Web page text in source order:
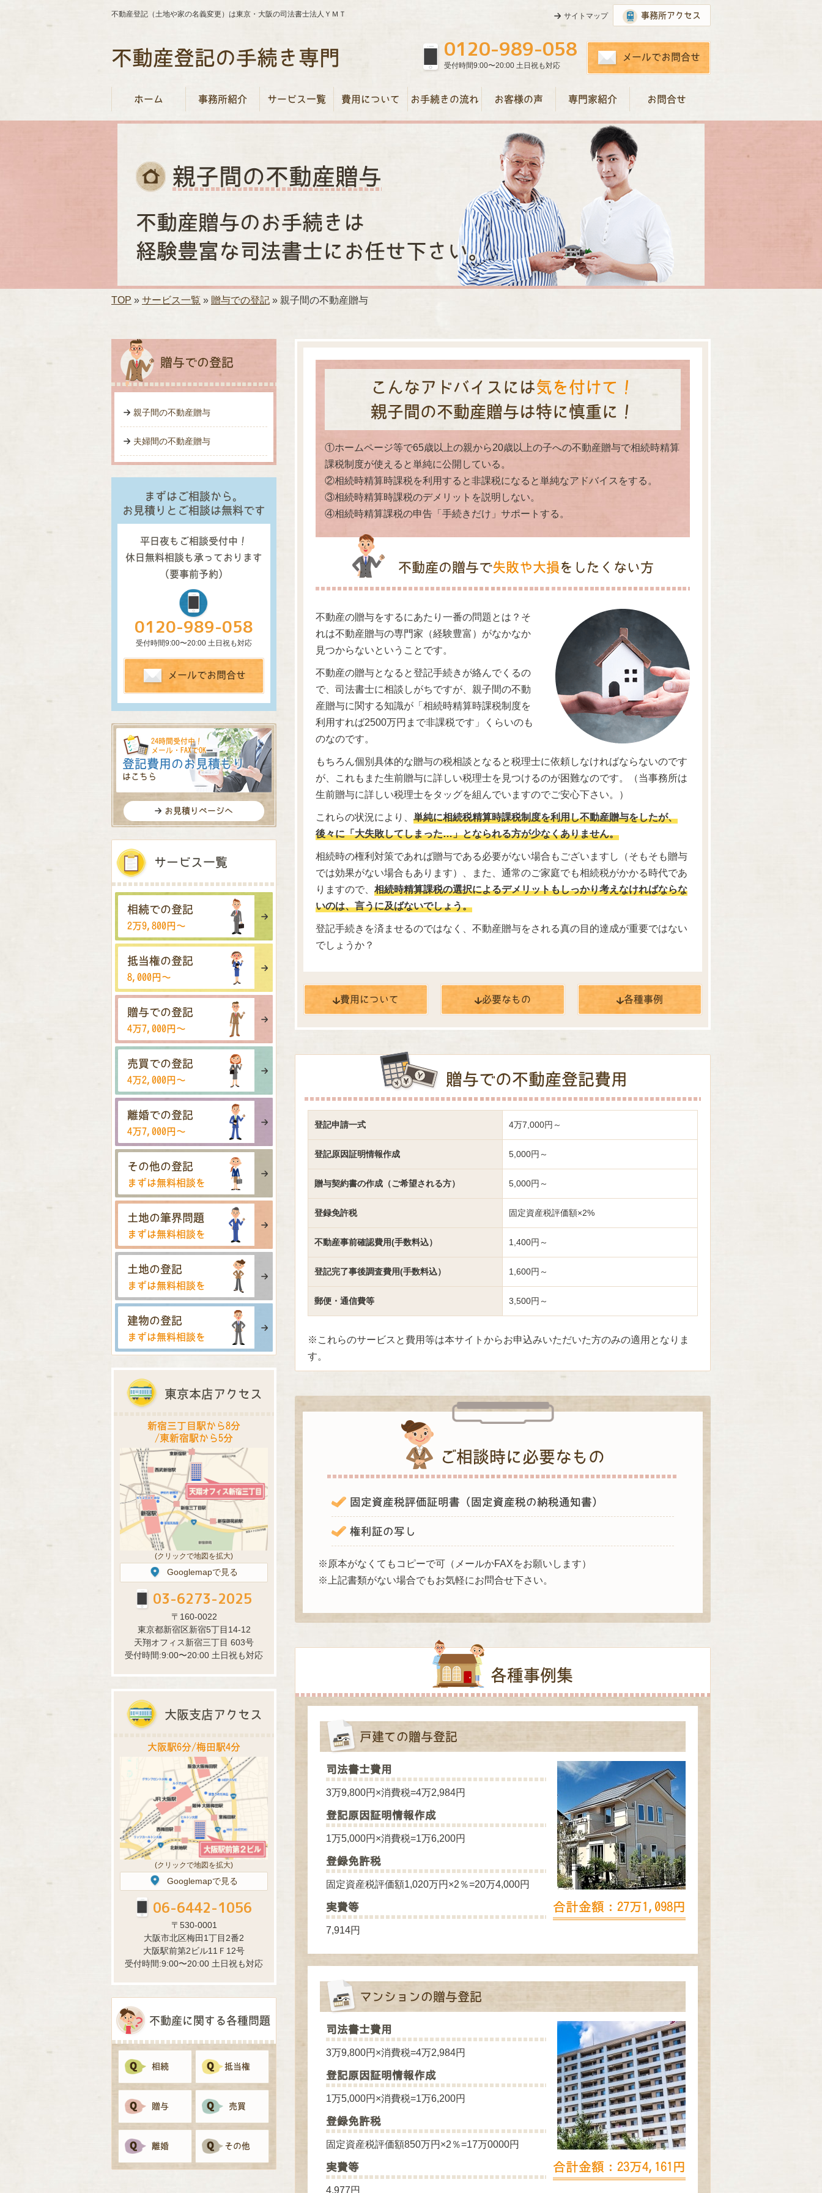
不動産登記（土地や家の名義変更）は東京・大阪の司法書士法人ＹＭＴ サイトマップ 事務所アクセス
不動産登記の手続き専門 0120-989-058
受付時間9:00〜20:00 土日祝も対応
メールでお問合せ
ホーム 事務所紹介 サービス一覧 費用について お手続きの流れ お客様の声 専門家紹介 お問合せ
親子間の不動産贈与
不動産贈与のお手続きは
経験豊富な司法書士にお任せ下さい。
TOP サービス一覧 贈与での登記 親子間の不動産贈与
こんなアドバイスには気を付けて！
親子間の不動産贈与は特に慎重に！
①ホームページ等で65歳以上の親から20歳以上の子への不動産贈与で相続時精算
課税制度が使えると単純に公開している。
②相続時精算時課税を利用すると非課税になると単純なアドバイスをする。
③相続時精算時課税のデメリットを説明しない。
④相続時精算課税の申告「手続きだけ」サポートする。
不動産の贈与で失敗や大損 をしたくない方
不動産の贈与をするにあたり一番の問題とは？そ
れは不動産贈与の専門家（経験豊富）がなかなか
見つからないということです。
不動産の贈与となると登記手続きが絡んでくるの
で、司法書士に相談しがちですが、親子間の不動
産贈与に関する知識が「相続時精算時課税制度を
利用すれば2500万円まで非課税です」くらいのも
のなのです。
もちろん個別具体的な贈与の税相談となると税理士に依頼しなければならないのです
が、これもまた生前贈与に詳しい税理士を見つけるのが困難なのです。（当事務所は
生前贈与に詳しい税理士をタッグを組んでいますのでご安心下さい。）
これらの状況により、 単純に相続税精算時課税制度を利用し不動産贈与をしたが、
後々に「大失敗してしまった…」となられる方が少なくありません。
相続時の権利対策であれば贈与である必要がない場合もございますし（そもそも贈与
では効果がない場合もあります）、また、通常のご家庭でも相続税がかかる時代であ
りますので、 相続時精算課税の選択によるデメリットもしっかり考えなければならな
いのは、言うに及ばないでしょう。
登記手続きを済ませるのではなく、不動産贈与をされる真の目的達成が重要ではない
でしょうか？
費用について 必要なもの 各種事例
贈与での不動産登記費用
登記申請一式 4万7,000円～
登記原因証明情報作成 5,000円～
贈与契約書の作成（ご希望される方） 5,000円～
登録免許税 固定資産税評価額×2%
不動産事前確認費用(手数料込） 1,400円～
登記完了事後調査費用(手数料込） 1,600円～
郵便・通信費等 3,500円～
※これらのサービスと費用等は本サイトからお申込みいただいた方のみの適用となりま
す。
ご相談時に必要なもの
固定資産税評価証明書（固定資産税の納税通知書）
権利証の写し
※原本がなくてもコピーで可（メールかFAXをお願いします）
※上記書類がない場合でもお気軽にお問合せ下さい。
各種事例集
戸建ての贈与登記
司法書士費用
3万9,800円×消費税=4万2,984円
登記原因証明情報作成
1万5,000円×消費税=1万6,200円
登録免許税
固定資産税評価額1,020万円×2％=20万4,000円
実費等
7,914円
合計金額：27万1,098円
マンションの贈与登記
司法書士費用
3万9,800円×消費税=4万2,984円
登記原因証明情報作成
1万5,000円×消費税=1万6,200円
登録免許税
固定資産税評価額850万円×2％=17万0000円
実費等
4,977円
合計金額：23万4,161円
贈与での登記
親子間の不動産贈与
夫婦間の不動産贈与
まずはご相談から。
お見積りとご相談は無料です
平日夜もご相談受付中！
休日無料相談も承っております
(要事前予約)
0120-989-058
受付時間9:00〜20:00 土日祝も対応
メールでお問合せ
24時間受付中！
メール・FAXでOK
登記費用のお見積もり
はこちら
お見積りページへ
サービス一覧
相続での登記
2万9,800円〜
抵当権の登記
8,000円〜
贈与での登記
4万7,000円〜
売買での登記
4万2,000円〜
離婚での登記
4万7,000円〜
その他の登記
まずは無料相談を
土地の筆界問題
まずは無料相談を
土地の登記
まずは無料相談を
建物の登記
まずは無料相談を
東京本店アクセス
新宿三丁目駅から8分
/東新宿駅から5分
(クリックで地図を拡大)
Googlemapで見る
03-6273-2025
〒160-0022
東京都新宿区新宿5丁目14-12
天翔オフィス新宿三丁目 603号
受付時間:9:00〜20:00 土日祝も対応
大阪支店アクセス
大阪駅6分/梅田駅4分
(クリックで地図を拡大)
Googlemapで見る
06-6442-1056
〒530-0001
大阪市北区梅田1丁目2番2
大阪駅前第2ビル11Ｆ12号
受付時間:9:00〜20:00 土日祝も対応
不動産に関する各種問題
相続 抵当権
贈与 売買
離婚 その他